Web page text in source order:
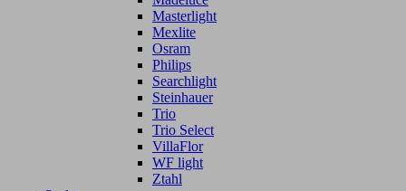
Masterlight
Mexlite
Osram
Philips
Searchlight
Steinhauer
Trio
Trio Select
VillaFlor
WF light
Ztahl